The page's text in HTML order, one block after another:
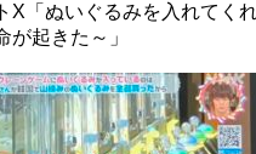
X「ぬいぐるみを入れてく
が起きた～」